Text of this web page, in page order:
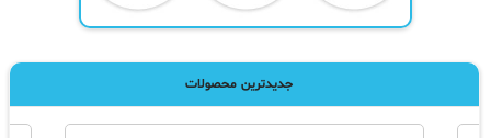
جدیدترین محصولات